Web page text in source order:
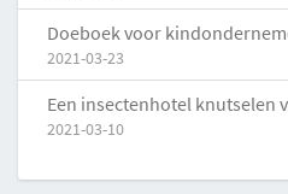
Doeboek voor
2021-03-23
Een insectenhotel knutselen
2021-03-10